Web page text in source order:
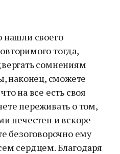
нашли своего
тогда,
сомнениям
наконец, сможете
на все есть своя
переживать о том,
нечестен и вскоре
безоговорочно ему
сердцем. Благодаря